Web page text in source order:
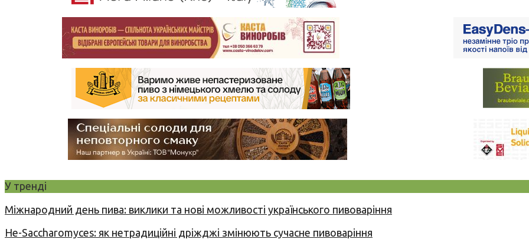
У тренді
Міжнародний день пива: виклики та нові можливості українського пивоваріння
Не-Saccharomyces: як нетрадиційні дріжджі змінюють сучасне пивоваріння